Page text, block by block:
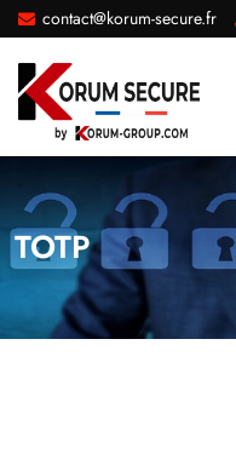
contact@korum-secure.fr
TOTP